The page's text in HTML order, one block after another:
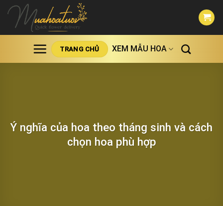
Skip
content
TRANG CHỦ XEM MẪU HOA
Ý nghĩa của hoa theo tháng sinh và cách
chọn hoa phù hợp